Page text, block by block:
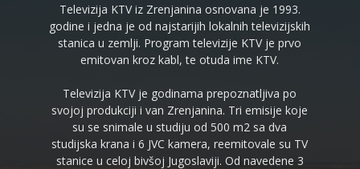
Televizija KTV iz Zrenjanina osnovana je 1993.
godine i jedna je od najstarijih lokalnih televizijskih
stanica u zemlji. Program televizije KTV je prvo
emitovan kroz kabl, te otuda ime KTV.
Televizija KTV je godinama prepoznatljiva po
svojoj produkciji i van Zrenjanina. Tri emisije koje
su se snimale u studiju od 500 m2 sa dva
studijska krana i 6 JVC kamera, reemitovale su TV
stanice u celoj bivšoj Jugoslaviji. Od navedene 3